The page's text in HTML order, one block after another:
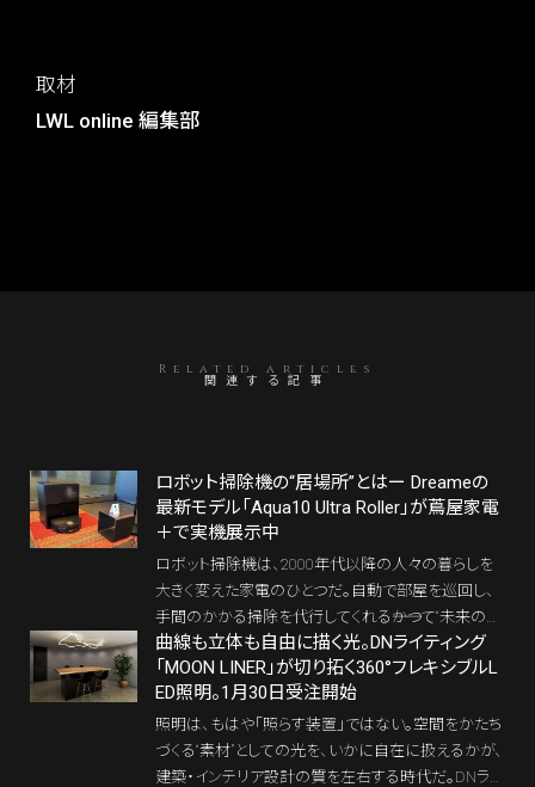
取材
LWL online 編集部
Related articles
関連する記事
ロボット掃除機の“居場所”とはー Dreameの
最新モデル「Aqua10 Ultra Roller」が蔦屋家電
＋で実機展示中
ロボット掃除機は、2000年代以降の人々の暮らしを
大きく変えた家電のひとつだ。自動で部屋を巡回し、
手間のかかる掃除を代行してくれる――かつて“未来の家
電”だったそれは、今やすっかり市民権を得た。世界中
のユニークなプロダクトを体験できる次世代型ショ
ールーム「蔦屋家電＋」（東京・二子玉川）では、クラ
ウドファンディング開始わずか20分で1,000万円を超
える支援を集めた、Dreame Technologyの最新ロボ
ット掃除機「Aqua10 Ultra Roller」の実機が展示され
曲線も立体も自由に描く光。DNライティング
「MOON LINER」が切り拓く360°フレキシブルL
ED照明。1月30日受注開始
照明は、もはや「照らす装置」ではない。空間をかたち
づくる“素材”としての光を、いかに自在に扱えるかが、
建築・インテリア設計の質を左右する時代だ。DNライ